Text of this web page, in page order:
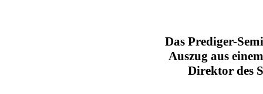
Das Prediger-
Auszug aus
Direktor des